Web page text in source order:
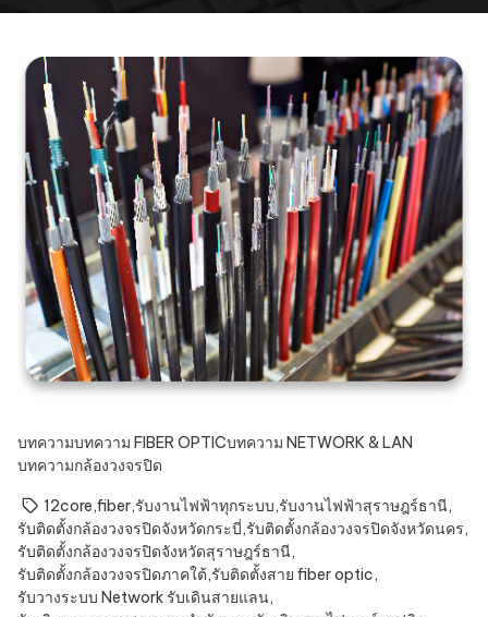
บทความบทความ FIBER OPTICบทความ NETWORK & LAN
บทความกล้องวงจรปิด
12core,fiber,รับงานไฟฟ้าทุกระบบ,รับงานไฟฟ้าสุราษฎร์ธานี,
รับติดตั้งกล้องวงจรปิดจังหวัดกระบี่,รับติดตั้งกล้องวงจรปิดจังหวัดนคร,
รับติดตั้งกล้องวงจรปิดจังหวัดสุราษฎร์ธานี,
รับติดตั้งกล้องวงจรปิดภาคใต้,รับติดตั้งสาย fiber optic,
รับวางระบบ Network รับเดินสายแลน,